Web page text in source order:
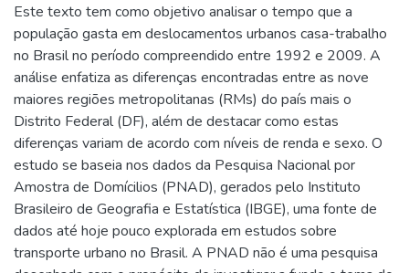
Este texto tem como objetivo analisar o tempo que a
população gasta em deslocamentos urbanos casa-trabalho
no Brasil no período compreendido entre 1992 e 2009. A
análise enfatiza as diferenças encontradas entre as nove
maiores regiões metropolitanas (RMs) do país mais o
Distrito Federal (DF), além de destacar como estas
diferenças variam de acordo com níveis de renda e sexo. O
estudo se baseia nos dados da Pesquisa Nacional por
Amostra de Domícilios (PNAD), gerados pelo Instituto
Brasileiro de Geografia e Estatística (IBGE), uma fonte de
dados até hoje pouco explorada em estudos sobre
transporte urbano no Brasil. A PNAD não é uma pesquisa